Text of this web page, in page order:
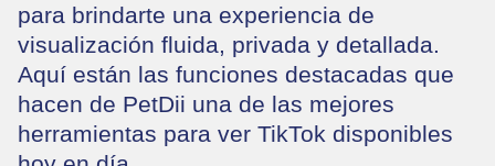
para brindarte una experiencia de
visualización fluida, privada y detallada.
Aquí están las funciones destacadas que
hacen de PetDii una de las mejores
herramientas para ver TikTok disponibles